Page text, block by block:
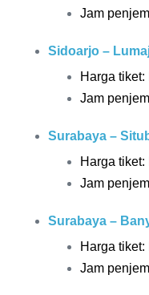
Jam
Sidoarjo –
Harga tiket:
Jam
Surabaya –
Harga tiket:
Jam
Surabaya –
Harga tiket:
Jam